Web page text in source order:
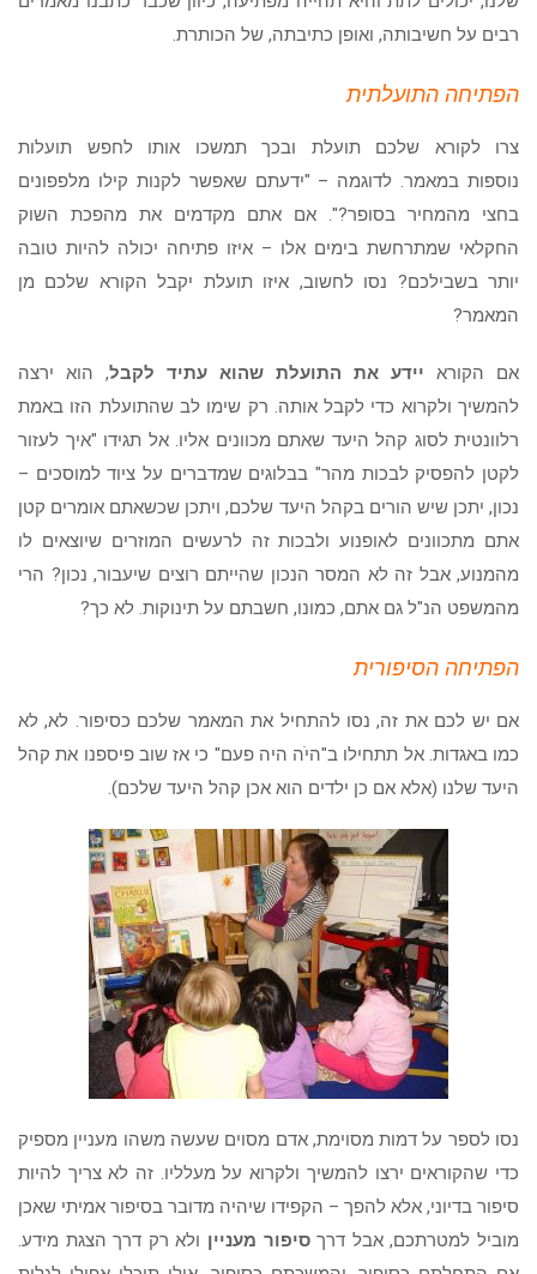
רבים על חשיבותה, ואופן כתיבתה, של הכותרת.
הפתיחה התועלתית
צרו לקורא שלכם תועלת ובכך תמשכו אותו לחפש תועלות
נוספות במאמר. לדוגמה – "ידעתם שאפשר לקנות קילו מלפפונים
בחצי מהמחיר בסופר?". אם אתם מקדמים את מהפכת השוק
החקלאי שמתרחשת בימים אלו – איזו פתיחה יכולה להיות טובה
יותר בשבילכם? נסו לחשוב, איזו תועלת יקבל הקורא שלכם מן
המאמר?
אם הקורא יידע את התועלת שהוא עתיד לקבל, הוא ירצה
להמשיך ולקרוא כדי לקבל אותה. רק שימו לב שהתועלת הזו באמת
רלוונטית לסוג קהל היעד שאתם מכוונים אליו. אל תגידו "איך לעזור
לקטן להפסיק לבכות מהר" בבלוגים שמדברים על ציוד למוסכים –
נכון, יתכן שיש הורים בקהל היעד שלכם, ויתכן שכשאתם אומרים קטן
אתם מתכוונים לאופנוע ולבכות זה לרעשים המוזרים שיוצאים לו
מהמנוע, אבל זה לא המסר הנכון שהייתם רוצים שיעבור, נכון? הרי
מהמשפט הנ"ל גם אתם, כמונו, חשבתם על תינוקות. לא כך?
הפתיחה הסיפורית
אם יש לכם את זה, נסו להתחיל את המאמר שלכם כסיפור. לא, לא
כמו באגדות. אל תתחילו ב"היֹה היה פעם" כי אז שוב פיספנו את קהל
היעד שלנו (אלא אם כן ילדים הוא אכן קהל היעד שלכם).
נסו לספר על דמות מסוימת, אדם מסוים שעשה משהו מעניין מספיק
כדי שהקוראים ירצו להמשיך ולקרוא על מעלליו. זה לא צריך להיות
סיפור בדיוני, אלא להפך – הקפידו שיהיה מדובר בסיפור אמיתי שאכן
מוביל למטרתכם, אבל דרךסיפור מעניין ולא רק דרך הצגת מידע.